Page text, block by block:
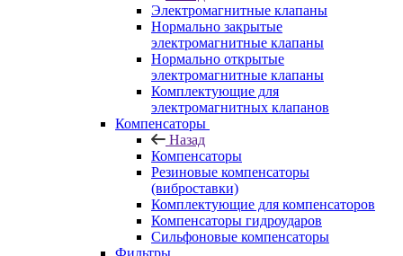
Электромагнитные клапаны
Нормально закрытые
электромагнитные клапаны
Нормально открытые
электромагнитные клапаны
Комплектующие для
электромагнитных клапанов
Компенсаторы
Назад
Компенсаторы
Резиновые компенсаторы
(виброставки)
Комплектующие для компенсаторов
Компенсаторы гидроударов
Сильфоновые компенсаторы
Фильтры